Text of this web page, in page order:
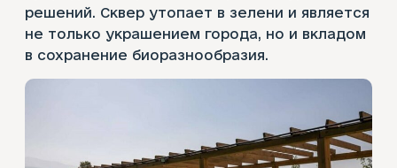
решений. Сквер утопает в зелени и является
не только украшением города, но и вкладом
в сохранение биоразнообразия.